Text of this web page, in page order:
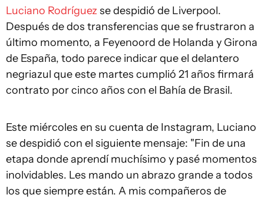
Luciano Rodríguez se despidió de Liverpool.
Después de dos transferencias que se frustraron a
último momento, a Feyenoord de Holanda y Girona
de España, todo parece indicar que el delantero
negriazul que este martes cumplió 21 años firmará
contrato por cinco años con el Bahía de Brasil.
Este miércoles en su cuenta de Instagram, Luciano
se despidió con el siguiente mensaje: "Fin de una
etapa donde aprendí muchísimo y pasé momentos
inolvidables. Les mando un abrazo grande a todos
los que siempre están. A mis compañeros de